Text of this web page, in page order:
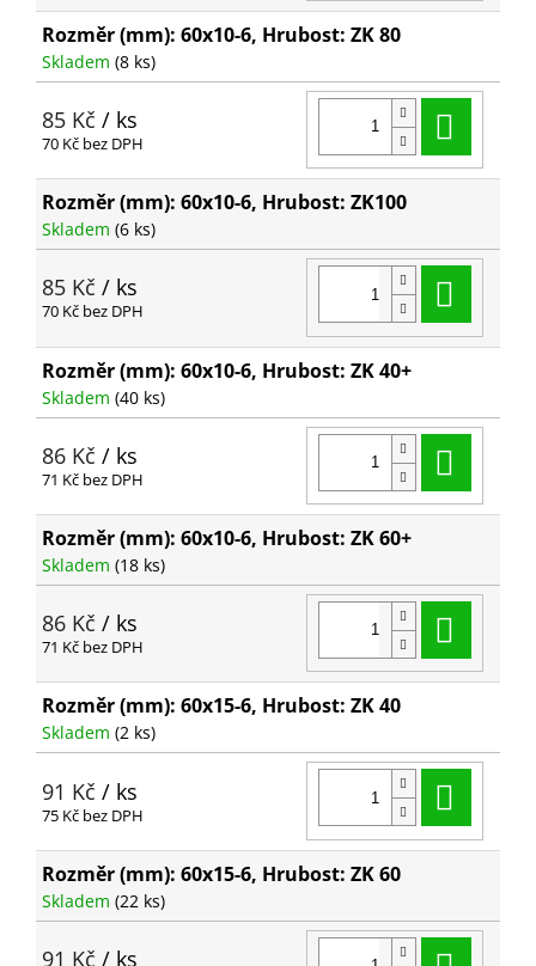
Rozměr (mm): 60x10-6, Hrubost: ZK 80
Skladem (8 ks)
85 Kč / ks
70 Kč bez DPH
Rozměr (mm): 60x10-6, Hrubost: ZK100
Skladem (6 ks)
85 Kč / ks
70 Kč bez DPH
Rozměr (mm): 60x10-6, Hrubost: ZK 40+
Skladem (40 ks)
86 Kč / ks
71 Kč bez DPH
Rozměr (mm): 60x10-6, Hrubost: ZK 60+
Skladem (18 ks)
86 Kč / ks
71 Kč bez DPH
Rozměr (mm): 60x15-6, Hrubost: ZK 40
Skladem (2 ks)
91 Kč / ks
75 Kč bez DPH
Rozměr (mm): 60x15-6, Hrubost: ZK 60
Skladem (22 ks)
91 Kč / ks